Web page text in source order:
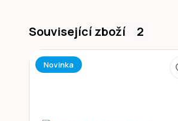
Související zboží 2
Novinka